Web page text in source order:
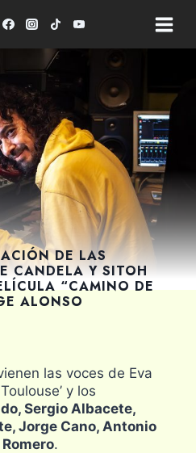
DE LAS
CANDELA Y SITOH
“CAMINO DE
ALONSO
las voces de Eva
y los
Sergio Albacete,
Jorge Cano, Antonio
.